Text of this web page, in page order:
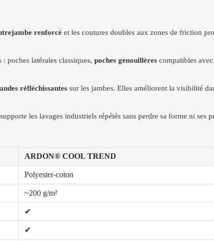
renforcé et les coutures doubles aux zones de friction
poches latérales classiques, poches genouillères compatibles
réfléchissantes sur les jambes. Elles améliorent la visibilité
les lavages industriels répétés sans perdre sa forme ni ses
ARDON® COOL TREND
Polyester-coton
~200 g/m²
✔
✔